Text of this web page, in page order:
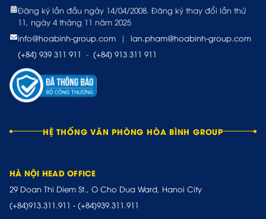
Đăng ký lần đầu ngày 14/04/2008. Đăng ký thay đổi lần thứ
11, ngày 4 tháng 11 năm 2025
info@hoabinh-group.com
|
lan.pham@hoabinh-group.com
(+84) 939 311 911 - (+84) 913 311 911
HỆ THỐNG VĂN PHÒNG HÒA BÌNH GROUP
HÀ NỘI HEAD OFFICE
29 Doan Thi Diem St., O Cho Dua Ward, Hanoi City
(+84)913.311.911 - (+84)939.311.911